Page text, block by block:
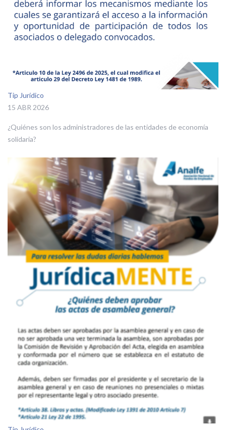
Tip Jurídico
15 ABR 2026
¿Quiénes son los administradores de las entidades de economía
solidaria?